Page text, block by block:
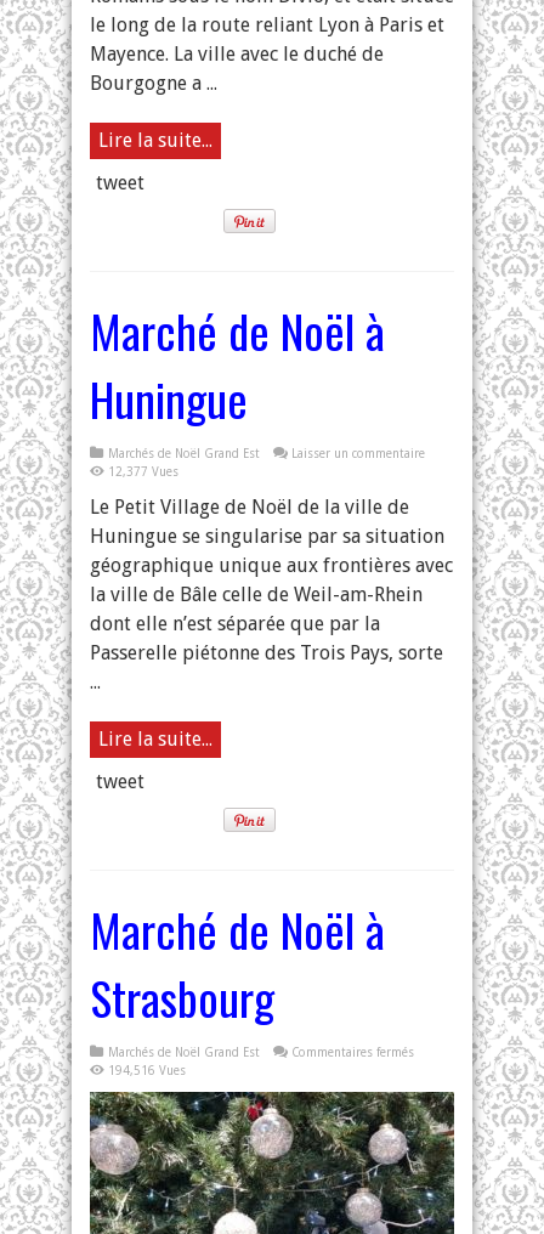
le long de la route reliant Lyon à Paris et
Mayence. La ville avec le duché de
Bourgogne a ...
Lire la suite...
tweet
Marché de Noël à
Huningue
Marchés de Noël Grand Est
Laisser un commentaire
12,377 Vues
Le Petit Village de Noël de la ville de
Huningue se singularise par sa situation
géographique unique aux frontières avec
la ville de Bâle celle de Weil-am-Rhein
dont elle n’est séparée que par la
Passerelle piétonne des Trois Pays, sorte
...
Lire la suite...
tweet
Marché de Noël à
Strasbourg
Marchés de Noël Grand Est Commentaires fermés
Noël
à
Strasbourg
194,516 Vues